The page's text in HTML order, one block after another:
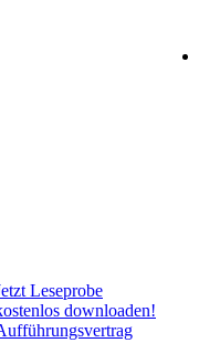
Leseprobe
downloaden!